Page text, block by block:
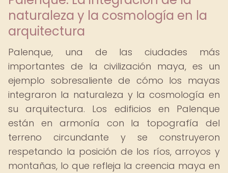
naturaleza y la cosmología en la
arquitectura
Palenque, una de las ciudades más
importantes de la civilización maya, es un
ejemplo sobresaliente de cómo los mayas
integraron la naturaleza y la cosmología en
su arquitectura. Los edificios en Palenque
están en armonía con la topografía del
terreno circundante y se construyeron
respetando la posición de los ríos, arroyos y
montañas, lo que refleja la creencia maya en